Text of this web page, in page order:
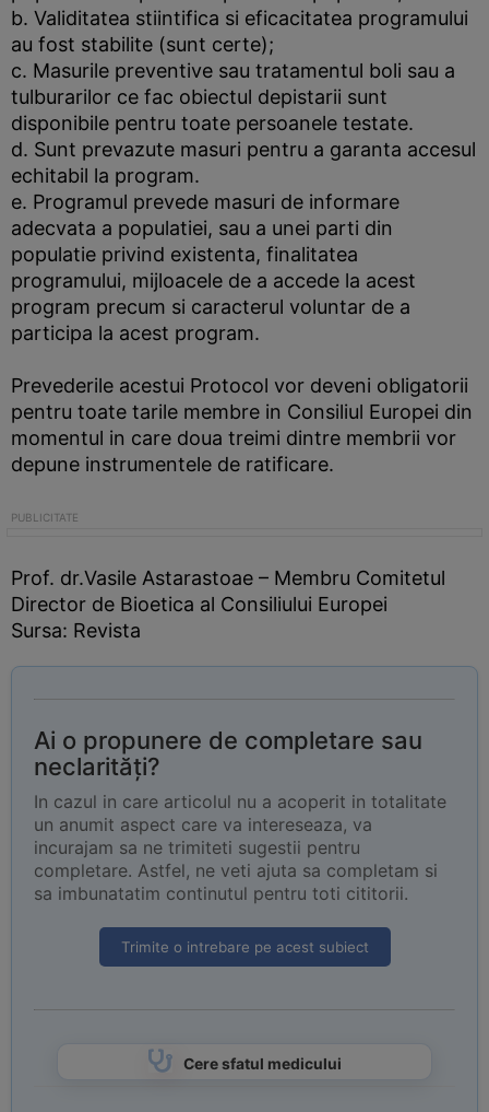
b. Validitatea stiintifica si eficacitatea programului
au fost stabilite (sunt certe);
c. Masurile preventive sau tratamentul boli sau a
tulburarilor ce fac obiectul depistarii sunt
disponibile pentru toate persoanele testate.
d. Sunt prevazute masuri pentru a garanta accesul
echitabil la program.
e. Programul prevede masuri de informare
adecvata a populatiei, sau a unei parti din
populatie privind existenta, finalitatea
programului, mijloacele de a accede la acest
program precum si caracterul voluntar de a
participa la acest program.
Prevederile acestui Protocol vor deveni obligatorii
pentru toate tarile membre in Consiliul Europei din
momentul in care doua treimi dintre membrii vor
depune instrumentele de ratificare.
Prof. dr.Vasile Astarastoae – Membru Comitetul
Director de Bioetica al Consiliului Europei
Sursa: Revista
Ai o propunere de completare sau
neclarități?
In cazul in care articolul nu a acoperit in totalitate
un anumit aspect care va intereseaza, va
incurajam sa ne trimiteti sugestii pentru
completare. Astfel, ne veti ajuta sa completam si
sa imbunatatim continutul pentru toti cititorii.
Trimite o intrebare pe acest subiect
Cere sfatul medicului